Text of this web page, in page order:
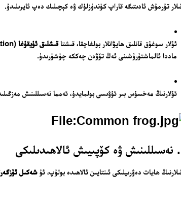
تۇرمۇش ئادىتىگە قاراپ كۈندۈزلۈك ۋە كېچىلىك دەپ ئايرىلىدۇ.
ئۇلار سوغۇق قانلىق ھايۋانلار بولغاچقا، قىشتاقىشلىق ئۇيقۇغا
ماددا ئالماشتۇرۇشىنى ئەڭ تۆۋەن چەككە چۈشۈرىدۇ.
ئۇلارنىڭ مەخسۇس بىر ئۇۋىسى بولمايدۇ، ئەمما نەسىللىنىش
ھايات دەۋرىيلىكى ئىنتايىن ئالاھىدە بولۇپ، ئۇ شەكىل